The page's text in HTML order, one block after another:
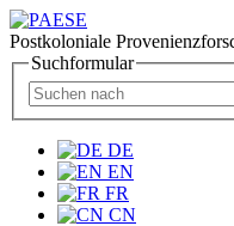
Postkoloniale
Suchformular
DE
EN
FR
CN